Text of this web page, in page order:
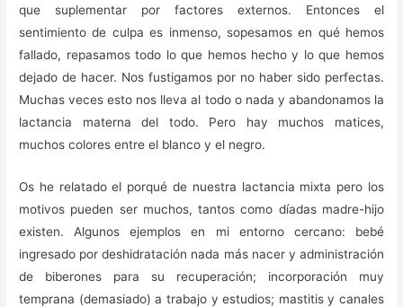
que suplementar por factores externos. Entonces el
sentimiento de culpa es inmenso, sopesamos en qué hemos
fallado, repasamos todo lo que hemos hecho y lo que hemos
dejado de hacer. Nos fustigamos por no haber sido perfectas.
Muchas veces esto nos lleva al todo o nada y abandonamos la
lactancia materna del todo. Pero hay muchos matices,
muchos colores entre el blanco y el negro.
Os he relatado el porqué de nuestra lactancia mixta pero los
motivos pueden ser muchos, tantos como díadas madre-hijo
existen. Algunos ejemplos en mi entorno cercano: bebé
ingresado por deshidratación nada más nacer y administración
de biberones para su recuperación; incorporación muy
temprana (demasiado) a trabajo y estudios; mastitis y canales